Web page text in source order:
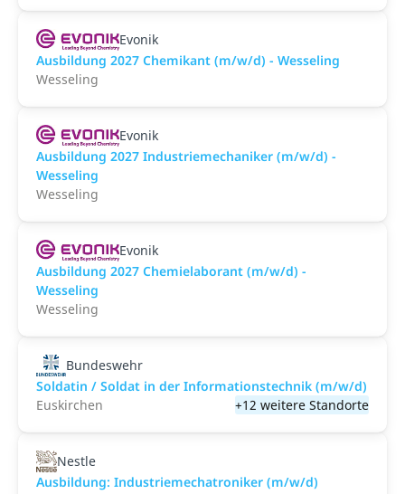
Evonik
Ausbildung 2027 Chemikant (m/w/d) - Wesseling
Wesseling
Evonik
Ausbildung 2027 Industriemechaniker (m/w/d) -
Wesseling
Wesseling
Evonik
Ausbildung 2027 Chemielaborant (m/w/d) -
Wesseling
Wesseling
Bundeswehr
Soldatin / Soldat in der Infor­mations­technik (m/w/d)
Euskirchen
+12 weitere Standorte
Nestle
Ausbildung: Industriemechatroniker (m/w/d)